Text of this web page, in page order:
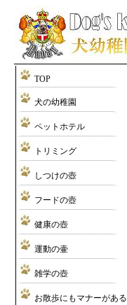
TOP
犬の幼稚園
ペットホテル
トリミング
しつけの壺
フードの壺
健康の壺
運動の壷
雑学の壺
お散歩にもマナーがある